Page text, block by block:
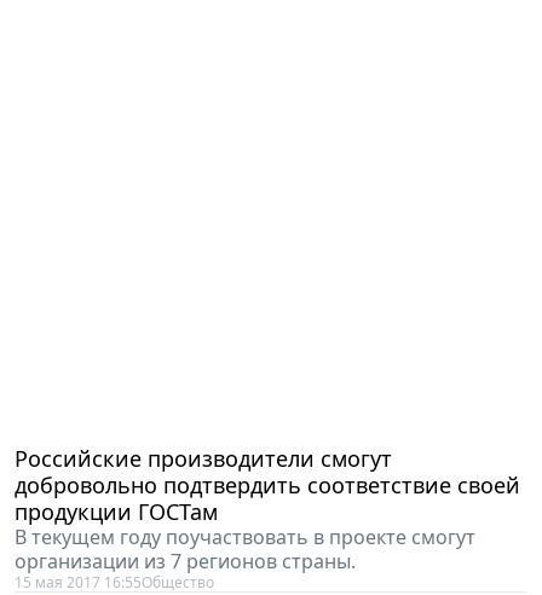
Российские производители смогут
добровольно подтвердить соответствие своей
продукции ГОСТам
В текущем году поучаствовать в проекте смогут
организации из 7 регионов страны.
15 мая 2017 16:55Общество